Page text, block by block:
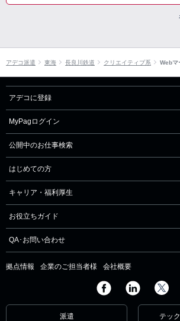
アデコ派遣 東海 長良川鉄道 クリエイティブ系 Webマ
アデコに登録
MyPagログイン
公開中のお仕事検索
はじめての方
キャリア・福利厚生
お役立ちガイド
QA･お問い合わせ
拠点情報 企業のご担当者様 会社概要
派遣 テッ